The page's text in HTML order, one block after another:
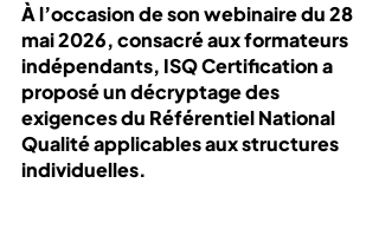
À l’occasion de son webinaire du 28
mai 2026, consacré aux formateurs
indépendants, ISQ Certification a
proposé un décryptage des
exigences du Référentiel National
Qualité applicables aux structures
individuelles.